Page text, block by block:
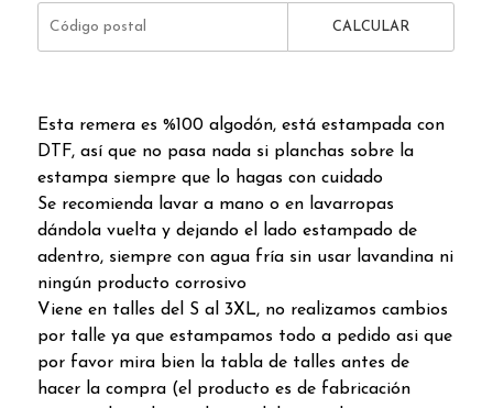
CALCULAR
Esta remera es %100 algodón, está estampada con
DTF, así que no pasa nada si planchas sobre la
estampa siempre que lo hagas con cuidado
Se recomienda lavar a mano o en lavarropas
dándola vuelta y dejando el lado estampado de
adentro, siempre con agua fría sin usar lavandina ni
ningún producto corrosivo
Viene en talles del S al 3XL, no realizamos cambios
por talle ya que estampamos todo a pedido asi que
por favor mira bien la tabla de talles antes de
hacer la compra (el producto es de fabricación